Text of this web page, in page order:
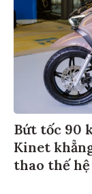
Bứt tốc 90
Kinet
thao thế